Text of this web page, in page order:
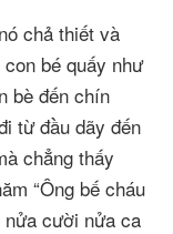
chả thiết và
bé quấy như
bè đến chín
từ đầu dãy đến
chẳng thấy
“Ông bế cháu
nửa cười nửa ca